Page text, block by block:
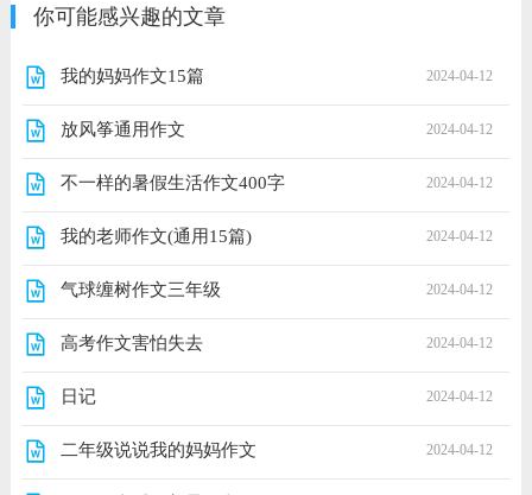
你可能感兴趣的文章
我的妈妈作文15篇 2024-04-12
放风筝通用作文 2024-04-12
不一样的暑假生活作文400字 2024-04-12
我的老师作文(通用15篇) 2024-04-12
气球缠树作文三年级 2024-04-12
高考作文害怕失去 2024-04-12
日记 2024-04-12
二年级说说我的妈妈作文 2024-04-12